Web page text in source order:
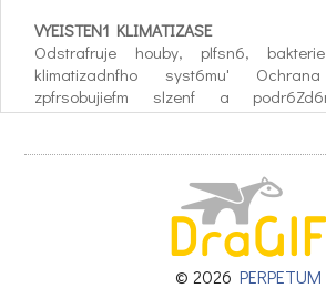
VYEISTEN1 KLIMATIZASE
Odstrafruje houby, plfsn6,
klimatizadnfho syst6mu'
zpfrsobujiefm slzenf a
Odstran6ni nepFijemnli,ch z6pachri
Odstrahuje neZddouc[ pachy- z
vfini eukalyBtu di kqFendnrsho jablka
© 2026 PERPETUM